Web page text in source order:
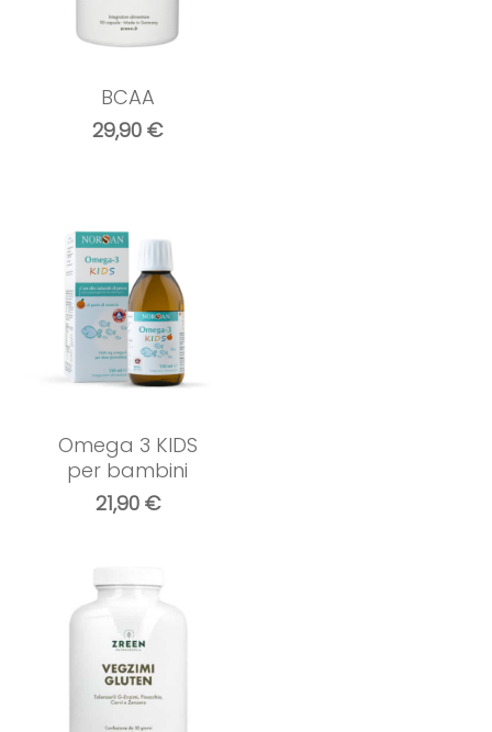
BCAA
29,90€
Omega 3 KIDS
per bambini
21,90 €